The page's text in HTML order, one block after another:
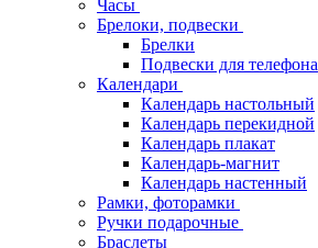
Часы
Брелоки, подвески
Брелки
Подвески для телефона
Календари
Календарь настольный
Календарь перекидной
Календарь плакат
Календарь-магнит
Календарь настенный
Рамки, фоторамки
Ручки подарочные
Браслеты